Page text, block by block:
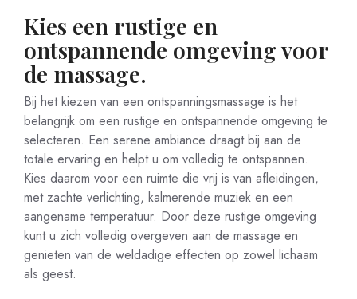
Kies een rustige en
ontspannende omgeving voor
de massage.
Bij het kiezen van een ontspanningsmassage is het
belangrijk om een rustige en ontspannende omgeving te
selecteren. Een serene ambiance draagt bij aan de
totale ervaring en helpt u om volledig te ontspannen.
Kies daarom voor een ruimte die vrij is van afleidingen,
met zachte verlichting, kalmerende muziek en een
aangename temperatuur. Door deze rustige omgeving
kunt u zich volledig overgeven aan de massage en
genieten van de weldadige effecten op zowel lichaam
als geest.